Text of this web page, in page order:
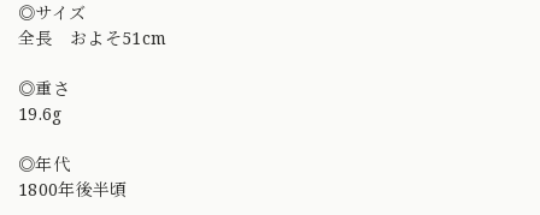
◎サイズ
全長 およそ51cm
◎重さ
19.6g
◎年代
1800年後半頃